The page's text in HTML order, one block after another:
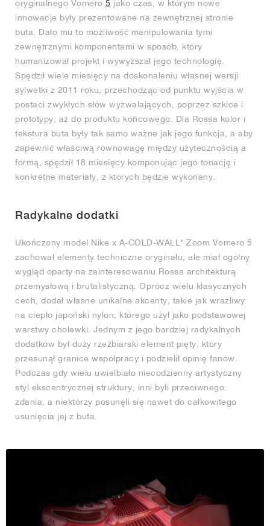
oryginalnego Vomero 5 jako czas, w którym nowe
innowacje były prezentowane na zewnętrznej stronie
buta. Dało mu to możliwość manipulowania tymi
zewnętrznymi komponentami w sposób, który
humanizował projekt i wywyższał jego technologię.
Spędził wiele miesięcy na doskonaleniu własnej wersji
sylwetki z 2011 roku, przechodząc od punktu wyjścia w
postaci zwykłych słów wyzwalających, poprzez szkice i
prototypy, aż do produktu końcowego. Dla Rossa kolor i
tekstura buta były tak samo ważne jak jego funkcja, a aby
zapewnić właściwą równowagę między użytecznością a
formą, spędził 18 miesięcy komponując jego tonację i
konkretne materiały, z których będzie wykonany.
Radykalne dodatki
Ukończony model Nike x A-COLD-WALL* Zoom Vomero 5
zachował elementy techniczne oryginału, ale miał ogólny
wygląd oparty na zainteresowaniu Rossa architekturą
przemysłową i brutalistyczną. Oprócz wielu klasycznych
cech, dodał własne unikalne akcenty, takie jak wrażliwy
na ciepło japoński nylon, którego użył jako podstawowej
warstwy cholewki. Jednym z jego bardziej radykalnych
dodatków był duży rzeźbiarski element pięty, który
przesunął granice współpracy i podzielił opinię fanów.
Podczas gdy wielu uwielbiało niecodzienny artystyczny
styl ekscentrycznej struktury, inni byli przeciwnego
zdania, a niektórzy posunęli się nawet do całkowitego
usunięcia jej z buta.